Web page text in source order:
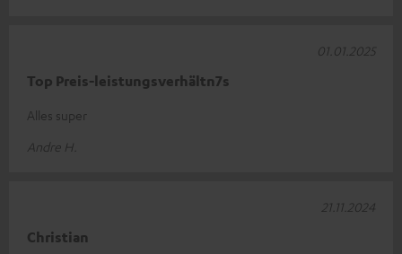
Top Preis-leistungsverhältn7s
Alles super
Andre H.
01.01.2025
Christian
21.11.2024